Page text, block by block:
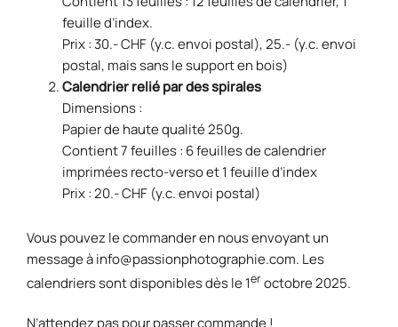
feuille d’index.
Prix : 30.- CHF (y.c. envoi postal), 25.- (y.c. envoi
postal, mais sans le support en bois)
Calendrier relié par des spirales
Dimensions :
Papier de haute qualité 250g.
Contient 7 feuilles : 6 feuilles de calendrier
imprimées recto-verso et 1 feuille d’index
Prix : 20.- CHF (y.c. envoi postal)
Vous pouvez le commander en nous envoyant un
message àinfo@passionphotographie.com. Les
calendriers sont disponibles dès le 1eroctobre 2025.
N’attendez pas pour passer commande !